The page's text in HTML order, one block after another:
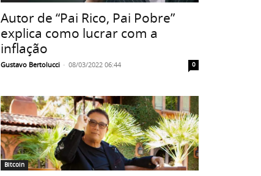
Autor de “Pai Rico, Pai Pobre”
explica como lucrar com a
inflação
Gustavo Bertolucci - 08/03/2022 06:44 0
Bitcoin